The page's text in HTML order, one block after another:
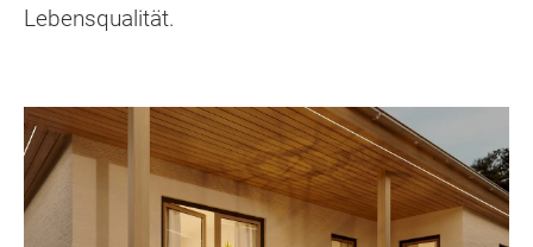
Lebensqualität.